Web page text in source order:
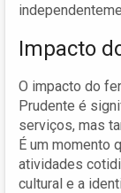
Impacto
O impacto do
Prudente é
serviços, mas
É um momento
atividades
cultural e a